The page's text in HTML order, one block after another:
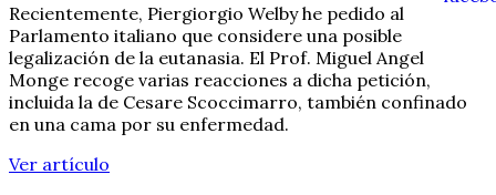
Recientemente, Piergiorgio Welby he pedido al
Parlamento italiano que considere una posible
legalización de la eutanasia. El Prof. Miguel Angel
Monge recoge varias reacciones a dicha petición,
incluida la de Cesare Scoccimarro, también confinado
en una cama por su enfermedad.
Ver artículo